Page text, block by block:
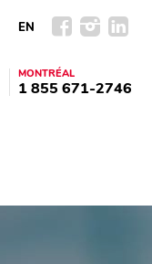
EN
MONTRÉAL
1 855 671-2746